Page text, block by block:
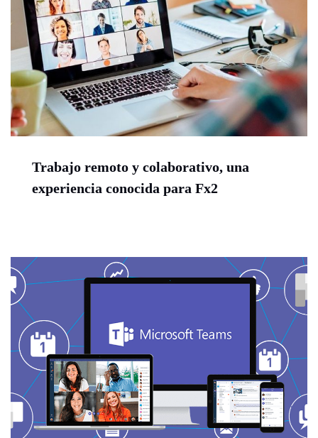
Trabajo remoto y colaborativo, una
experiencia conocida para Fx2